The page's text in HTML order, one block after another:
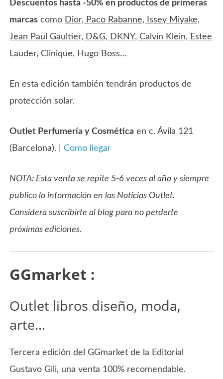
Descuentos hasta -50% en productos de primeras
marcas como Dior, Paco Rabanne, Issey Miyake,
Jean Paul Gaultier, D&G, DKNY, Calvin Klein, Estee
Lauder, Clinique, Hugo Boss…
En esta edición también tendrán productos de
protección solar.
Outlet Perfumería y Cosmética en c. Ávila 121
(Barcelona). |Como llegar
NOTA: Esta venta se repite 5-6 veces al año y siempre
publico la información en las Noticias Outlet.
Considera suscribirte al blog para no perderte
próximas ediciones.
GGmarket :
Outlet libros diseño, moda,
arte…
Tercera edición del GGmarket de la Editorial
Gustavo Gili, una venta 100% recomendable.